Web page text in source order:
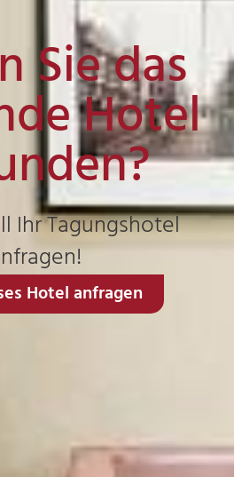
Sie das
Hotel
Ihr Tagungshotel
Hotel anfragen